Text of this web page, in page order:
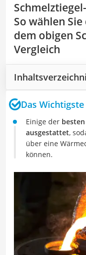
So wählen
dem obigen
Vergleich
Das
Einige der
ausgestattet,
über eine
können.